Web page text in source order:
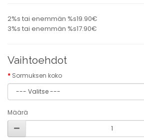
2%s tai enemmän %s19.90€
3%s tai enemmän %s17.90€
Vaihtoehdot
Sormuksen koko
Määrä